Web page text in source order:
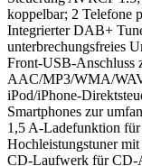
koppelbar; 2 Telefone
Integrierter DAB+
unterbrechungsfreies
Front-USB-Anschluss
AAC/MP3/WMA/
iPod/iPhone-
Smartphones zur
1,5 A-Ladefunktion
Hochleistungstuner
CD-Laufwerk für CD-